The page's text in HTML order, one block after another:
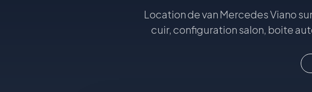
Location de van Mercedes Viano
cuir, configuration salon, boite